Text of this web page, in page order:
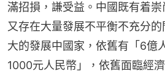
滿招損，謙受益。中國既有着崇
又存在大量發展不平衡不充分
大的發展中國家，依舊有「6億
1000元人民幣」，依舊面臨經